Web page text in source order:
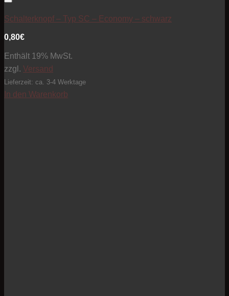
Schalterknopf – Typ SC – Economy – schwarz
0,80€
Enthält 19% MwSt.
zzgl. Versand
Lieferzeit: ca. 3-4 Werktage
In den Warenkorb